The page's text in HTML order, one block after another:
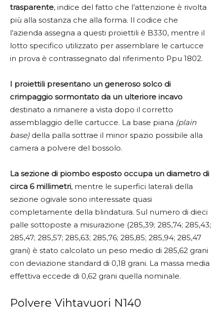
trasparente, indice del fatto che l’attenzione è rivolta
più alla sostanza che alla forma. Il codice che
l’azienda assegna a questi proiettili è B330, mentre il
lotto specifico utilizzato per assemblare le cartucce
in prova è contrassegnato dal riferimento Ppu 1802.
I proiettili presentano un generoso solco di
crimpaggio sormontato da un ulteriore incavo
destinato a rimanere a vista dopo il corretto
assemblaggio delle cartucce. La base piana (plain
base) della palla sottrae il minor spazio possibile alla
camera a polvere del bossolo.
La sezione di piombo esposto occupa un diametro di
circa 6 millimetri, mentre le superfici laterali della
sezione ogivale sono interessate quasi
completamente della blindatura. Sul numero di dieci
palle sottoposte a misurazione (285,39; 285,74; 285,43;
285,47; 285,57; 285,63; 285,76; 285,85; 285,94; 285,47
grani) è stato calcolato un peso medio di 285,62 grani
con deviazione standard di 0,18 grani. La massa media
effettiva eccede di 0,62 grani quella nominale.
Polvere Vihtavuori N140